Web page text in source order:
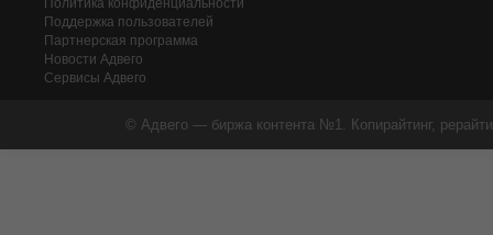
Политика конфиденциальности
Поддержка пользователей
Партнерская программа
Новости Адвего
Сервисы Адвего
© Адвего — биржа контента №1. Копирайтинг,